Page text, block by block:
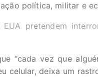
política, militar e
EUA pretendem
“cada vez que
celular, deixa um